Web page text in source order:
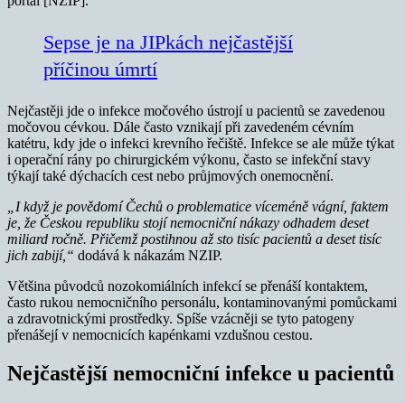
Sepse je na JIPkách nejčastější
příčinou úmrtí
Nejčastěji jde o infekce močového ústrojí u pacientů se zavedenou
močovou cévkou. Dále často vznikají při zavedeném cévním
katétru, kdy jde o infekci krevního řečiště. Infekce se ale může týkat
i operační rány po chirurgickém výkonu, často se infekční stavy
týkají také dýchacích cest nebo průjmových onemocnění.
„Ikdyž je povědomí Čechů o problematice víceméně vágní, faktem
je, že Českou republiku stojí nemocniční nákazy odhadem deset
miliard ročně. Přičemž postihnou až sto tisíc pacientů a deset tisíc
jich zabijí,“ dodává k nákazám NZIP.
Většina původců nozokomiálních infekcí se přenáší kontaktem,
často rukou nemocničního personálu, kontaminovanými pomůckami
a zdravotnickými prostředky. Spíše vzácněji se tyto patogeny
přenášejí v nemocnicích kapénkami vzdušnou cestou.
Nejčastější nemocniční infekce u pacientů